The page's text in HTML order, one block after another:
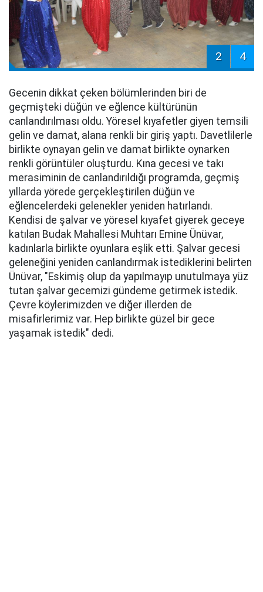
2 4
Gecenin dikkat çeken bölümlerinden biri de
geçmişteki düğün ve eğlence kültürünün
canlandırılması oldu. Yöresel kıyafetler giyen temsili
gelin ve damat, alana renkli bir giriş yaptı. Davetlilerle
birlikte oynayan gelin ve damat birlikte oynarken
renkli görüntüler oluşturdu. Kına gecesi ve takı
merasiminin de canlandırıldığı programda, geçmiş
yıllarda yörede gerçekleştirilen düğün ve
eğlencelerdeki gelenekler yeniden hatırlandı.
Kendisi de şalvar ve yöresel kıyafet giyerek geceye
katılan Budak Mahallesi Muhtarı Emine Ünüvar,
kadınlarla birlikte oyunlara eşlik etti. Şalvar gecesi
geleneğini yeniden canlandırmak istediklerini belirten
Ünüvar, "Eskimiş olup da yapılmayıp unutulmaya yüz
tutan şalvar gecemizi gündeme getirmek istedik.
Çevre köylerimizden ve diğer illerden de
misafirlerimiz var. Hep birlikte güzel bir gece
yaşamak istedik" dedi.